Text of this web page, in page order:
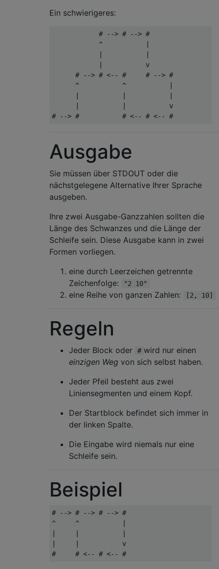
Ein schwierigeres:
            # --> # --> #
            ^           |
            |           v
      # --> # <-- #     # --> #
      ^           ^           |
      |           |           v
Ausgabe
Sie müssen über STDOUT oder die
nächstgelegene Alternative Ihrer Sprache
ausgeben.
Ihre zwei Ausgabe-Ganzzahlen sollten die
Länge des Schwanzes und die Länge der
Schleife sein. Diese Ausgabe kann in zwei
Formen vorliegen.
eine durch Leerzeichen getrennte
Zeichenfolge:
"2 10"
eine Reihe von ganzen Zahlen: [2, 10]
Regeln
Jeder Block oder # wird nur einen
einzigen Weg von sich selbst haben.
Jeder Pfeil besteht aus zwei
Liniensegmenten und einem Kopf.
Der Startblock befindet sich immer in
der linken Spalte.
Die Eingabe wird niemals nur eine
Schleife sein.
Beispiel
# --> # --> # --> #
^     ^           |
|     |           v